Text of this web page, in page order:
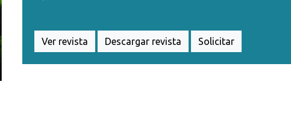
Ver revista Descargar revista Solicitar